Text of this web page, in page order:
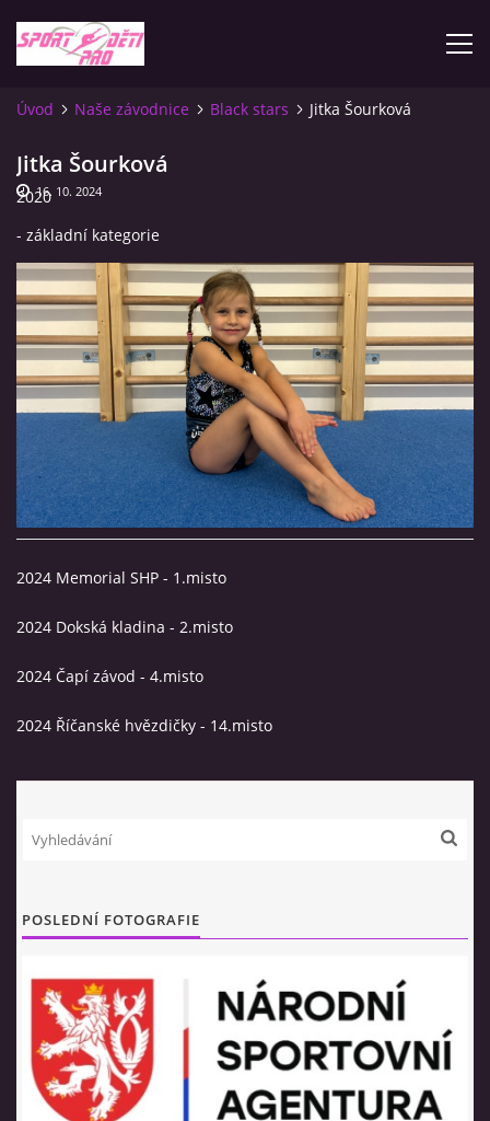
KONTAKTY
INFORMACE
PLATEBNÍ PODMÍNKY
FOTOALBUM
ZÁVODY
TRENÉŘI
HVĚZDIČKY
NÁBOR 2026
Úvod Naše závodnice Black stars Jitka Šourková
Jitka Šourková
2020
- základní kategorie
16. 10. 2024
2024 Memorial SHP - 1.misto
2024 Dokská kladina - 2.misto
2024 Čapí závod - 4.misto
2024 Říčanské hvězdičky - 14.misto
POSLEDNÍ FOTOGRAFIE